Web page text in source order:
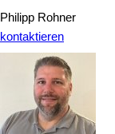
Philipp Rohner
kontaktieren